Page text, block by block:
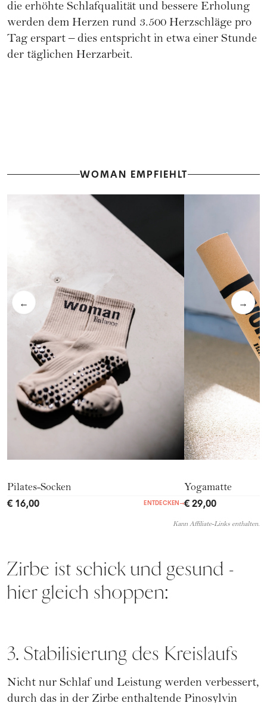
die erhöhte Schlafqualität und bessere Erholung
werden dem Herzen rund 3.500 Herzschläge pro
Tag erspart – dies entspricht in etwa einer Stunde
der täglichen Herzarbeit.
WOMAN EMPFIEHLT
← →
Pilates-Socken
€ 16,00 ENTDECKEN→
Yogamatte
€ 29,00
Kann Affiliate-Links enthalten.
Zirbe ist schick und gesund -
hier gleich shoppen:
3. Stabilisierung des Kreislaufs
Nicht nur Schlaf und Leistung werden verbessert,
durch das in der Zirbe enthaltende Pinosylvin